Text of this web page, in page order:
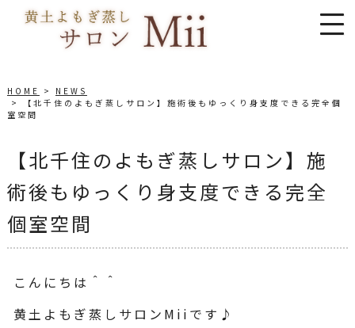
HOME
NEWS
【北千住のよもぎ蒸しサロン】施術後もゆっくり身支度できる完全個
室空間
【北千住のよもぎ蒸しサロン】施
術後もゆっくり身支度できる完全
個室空間
こんにちは＾＾
黄土よもぎ蒸しサロンMiiです♪